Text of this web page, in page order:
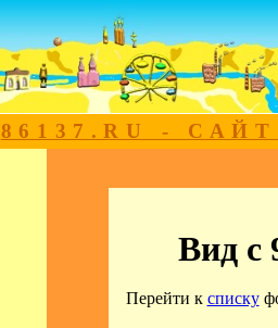
86137.RU -
Вид с
Перейти к списку